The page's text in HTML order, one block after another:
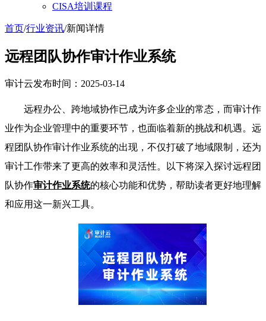
CISA培训课程
首页/行业资讯/新闻详情
远程团队协作审计作业系统
审计云发布时间：2025-03-14
远程办公、跨地域协作已成为许多企业的常态，而审计作
业作为企业管理中的重要环节，也面临着新的挑战和机遇。远
程团队协作审计作业系统的出现，不仅打破了地域限制，还为
审计工作带来了更高的效率和灵活性。以下将深入探讨远程团
队协作审计作业系统的核心功能和优势，帮助读者更好地理解
和应用这一新兴工具。